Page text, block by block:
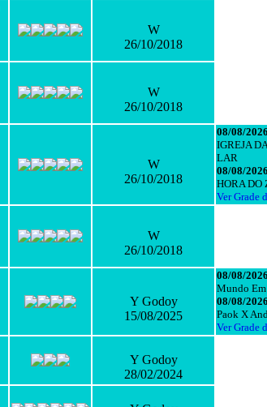
W
26/10/2018
W
26/10/2018
W
26/10/2018
08/08/
IGREJA
LAR
08/08/
HORA DO
Ver Grade
W
26/10/2018
Y Godoy
15/08/2025
08/08/
Mundo
08/08/
Paok X
Ver Grade
Y Godoy
28/02/2024